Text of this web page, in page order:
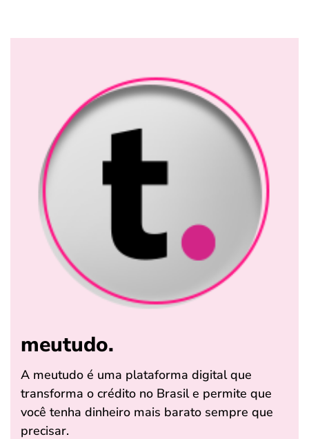
meutudo.
A meutudo é uma plataforma digital que
transforma o crédito no Brasil e permite que
você tenha dinheiro mais barato sempre que
precisar.